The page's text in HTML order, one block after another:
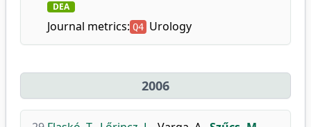
DEA
Journal metrics: Q4 Urology
2006